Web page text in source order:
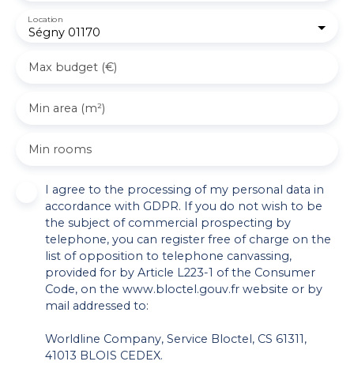
Ségny 01170
Location
Max budget (€)
Min area (m²)
Min rooms
I agree to the processing of my personal data in
accordance with GDPR. If you do not wish to be
the subject of commercial prospecting by
telephone, you can register free of charge on the
list of opposition to telephone canvassing,
provided for by Article L223-1 of the Consumer
Code, on the www.bloctel.gouv.fr website or by
mail addressed to:
Worldline Company, Service Bloctel, CS 61311,
41013 BLOIS CEDEX.